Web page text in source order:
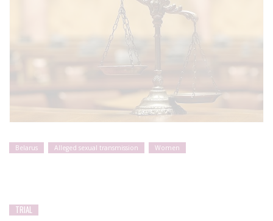
Belarus Alleged sexual transmission Women
TRIAL